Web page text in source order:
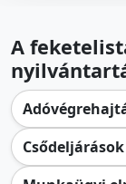
A
Csődeljárások